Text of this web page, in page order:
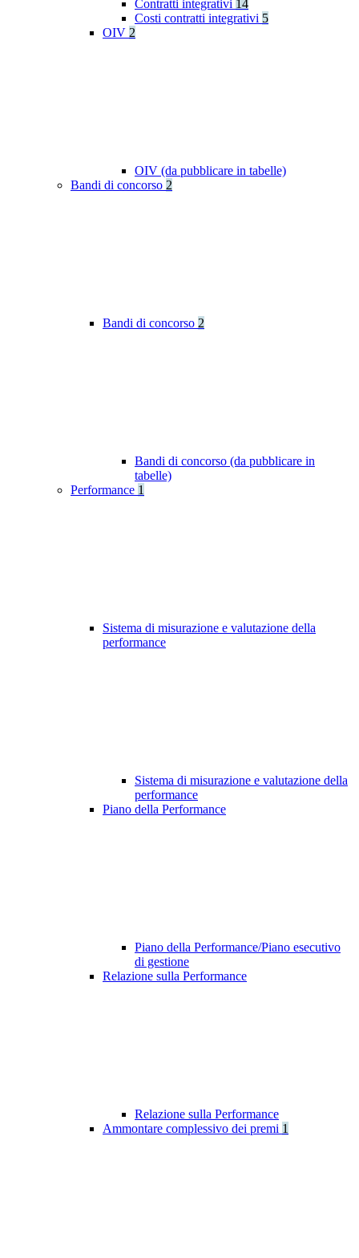
Contratti integrativi 14
Costi contratti integrativi 5
OIV 2
OIV (da pubblicare in tabelle)
Bandi di concorso 2
Bandi di concorso 2
Bandi di concorso (da pubblicare in
tabelle)
Performance 1
Sistema di misurazione e valutazione della
performance
Sistema di misurazione e valutazione della
performance
Piano della Performance
Piano della Performance/Piano esecutivo
di gestione
Relazione sulla Performance
Relazione sulla Performance
Ammontare complessivo dei premi 1